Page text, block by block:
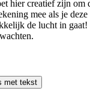
hier creatief zijn om
mee als je
de lucht in
met tekst